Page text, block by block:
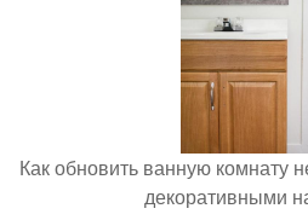
Как обновить ванную комнату
декоративными